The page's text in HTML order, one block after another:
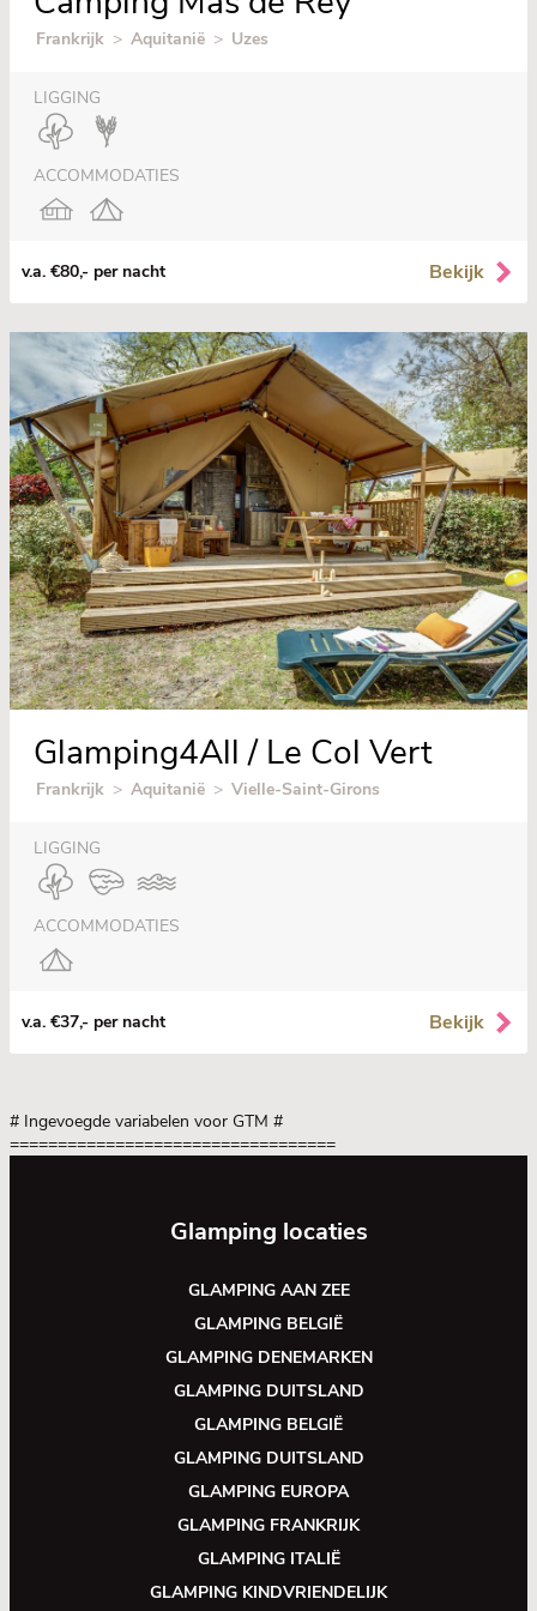
Frankrijk > Aquitanië > Uzes
LIGGING
ACCOMMODATIES
v.a. €80,- per nacht Bekijk
Glamping4All / Le Col Vert
Frankrijk > Aquitanië > Vielle-Saint-Girons
LIGGING
ACCOMMODATIES
v.a. €37,- per nacht Bekijk
# Ingevoegde variabelen voor GTM #
==================================
Glamping locaties
GLAMPING AAN ZEE
GLAMPING BELGIË
GLAMPING DENEMARKEN
GLAMPING DUITSLAND
GLAMPING BELGIË
GLAMPING DUITSLAND
GLAMPING EUROPA
GLAMPING FRANKRIJK
GLAMPING ITALIË
GLAMPING KINDVRIENDELIJK